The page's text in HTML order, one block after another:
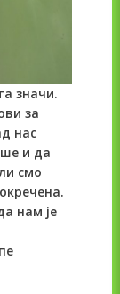
значи.
за
нас
и да
смо
нам је